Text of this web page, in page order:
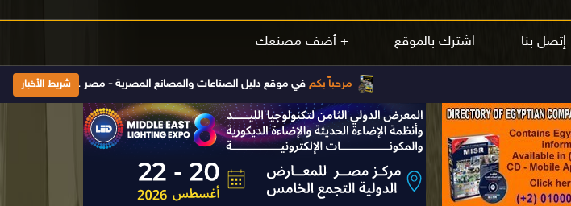
إتصل بنا اشترك بالموقع + أضف مصنعك
شريط الأخبار مرحباً بكم في موقع دليل الصناعات والمصانع المصرية - مصر .. الدليل الصناعى الأول فى مصر تأسس 1998 ويتم تحديث بياناته يومياَ إضغط هنا للإشتراك والحصول على